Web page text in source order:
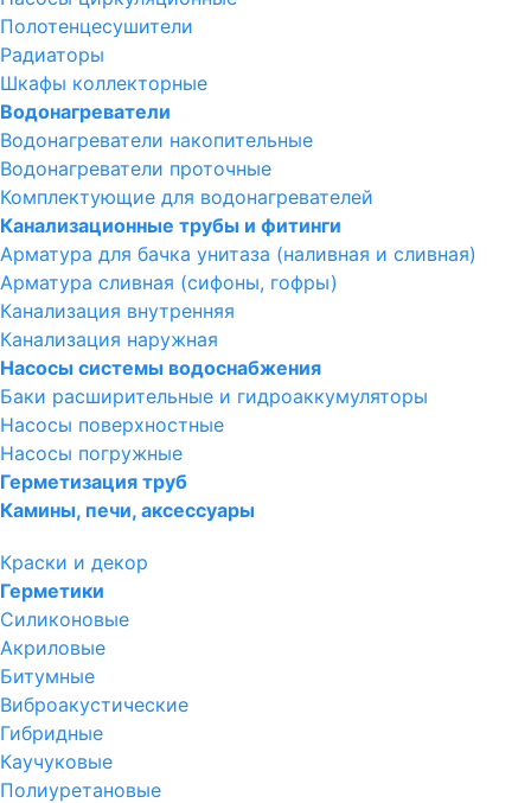
Полотенцесушители
Радиаторы
Шкафы коллекторные
Водонагреватели
Водонагреватели накопительные
Водонагреватели проточные
Комплектующие для водонагревателей
Канализационные трубы и фитинги
Арматура для бачка унитаза (наливная и сливная)
Арматура сливная (сифоны, гофры)
Канализация внутренняя
Канализация наружная
Насосы системы водоснабжения
Баки расширительные и гидроаккумуляторы
Насосы поверхностные
Насосы погружные
Герметизация труб
Камины, печи, аксессуары
Краски и декор
Герметики
Силиконовые
Акриловые
Битумные
Виброакустические
Гибридные
Каучуковые
Полиуретановые